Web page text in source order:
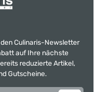
Culinaris-Newsletter
auf Ihre nächste
reduzierte Artikel,
Gutscheine.